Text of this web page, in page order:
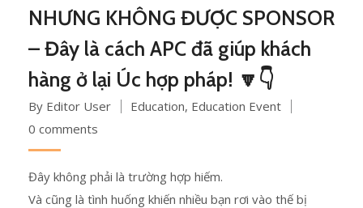
NHƯNG KHÔNG ĐƯỢC SPONSOR
– Đây là cách APC đã giúp khách
hàng ở lại Úc hợp pháp! 🔽👇
By Editor User Education, Education Event
0 comments
Đây không phải là trường hợp hiếm.
Và cũng là tình huống khiến nhiều bạn rơi vào thế bị